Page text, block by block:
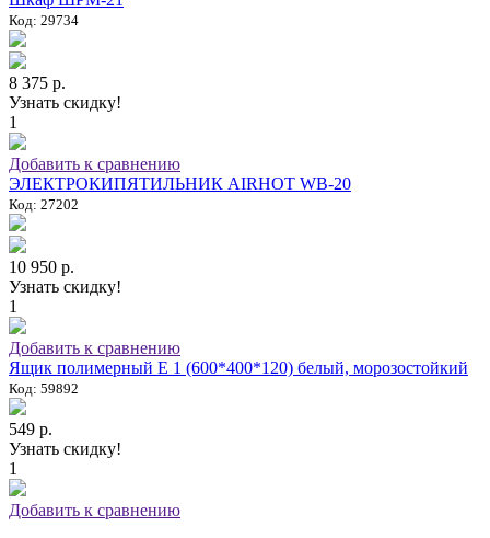
Код: 29734
8 375 р.
Узнать скидку!
1
Добавить к сравнению
ЭЛЕКТРОКИПЯТИЛЬНИК AIRHOT WB-20
Код: 27202
10 950 р.
Узнать скидку!
1
Добавить к сравнению
Ящик полимерный E 1 (600*400*120) белый, морозостойкий
Код: 59892
549 р.
Узнать скидку!
1
Добавить к сравнению